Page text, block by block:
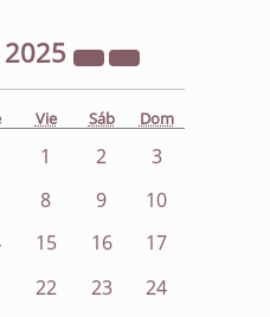
2025
Vie Sáb Dom
1 2
3
8 9
10
15 16
17
22 23
24